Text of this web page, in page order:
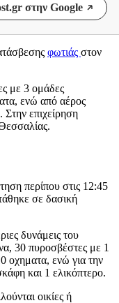
στην Google
φωτιάς στον
με 3 ομάδες
ενώ από αέρος
Στην επιχείρηση
περίπου στις 12:45
σε δασική
δυνάμεις του
30 πυροσβέστες με 1
ενώ για την
και 1 ελικόπτερο.
οικίες ή